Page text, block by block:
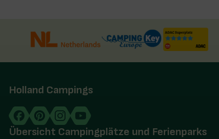
Holland Campings
Übersicht Campingplätze und Ferienparks